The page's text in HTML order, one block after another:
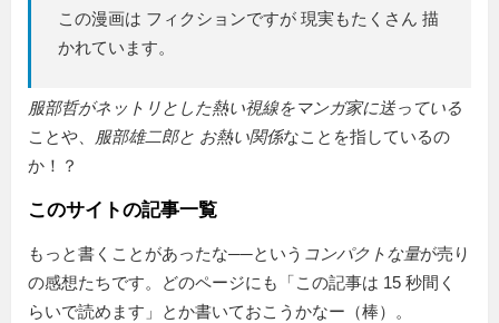
この漫画は フィクションですが 現実もたくさん 描
かれています。
服部哲がネットリとした熱い視線をマンガ家に送っている
ことや、
服部雄二郎と お熱い関係なことを指しているの
か！？
このサイトの記事一覧
もっと書くことがあったな──という コンパクトな量が売り
の感想たちです。どのページにも「この記事は 15 秒間く
らいで読めます」とか書いておこうかなー（棒）。